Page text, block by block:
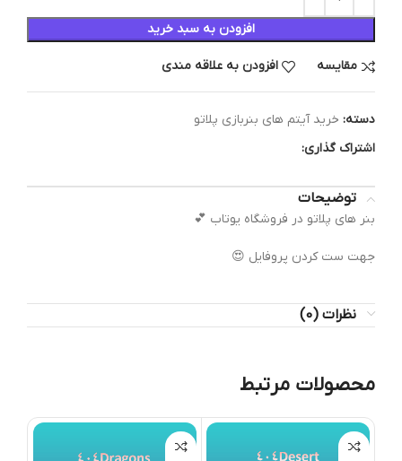
افزودن به سبد خرید
مقایسه افزودن به علاقه مندی
دسته: خرید آیتم های بنربازی پلاتو
اشتراک گذاری:
توضیحات
بنر های پلاتو در فروشگاه یوتاب 💕
جهت ست کردن پروفایل 😍
نظرات (0)
محصولات مرتبط